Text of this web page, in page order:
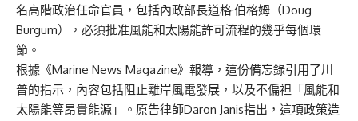
名高階政治任命官員，包括內政部長道格·伯格姆（Doug
Burgum），必須批准風能和太陽能許可流程的幾乎每個環
節。
根據《Marine News Magazine》報導，這份備忘錄引用了川
普的指示，內容包括阻止離岸風電發展，以及不偏袒「風能和
太陽能等昂貴能源」。原告律師Daron Janis指出，這項政策造